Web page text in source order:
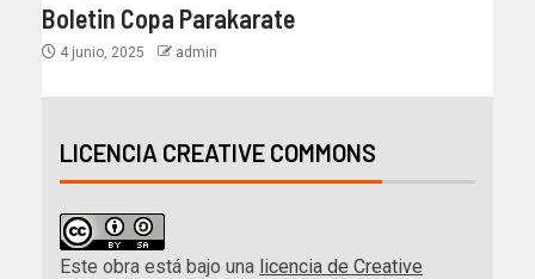
Boletin Copa Parakarate
4 junio, 2025 admin
LICENCIA CREATIVE COMMONS
Este obra está bajo una licencia de Creative